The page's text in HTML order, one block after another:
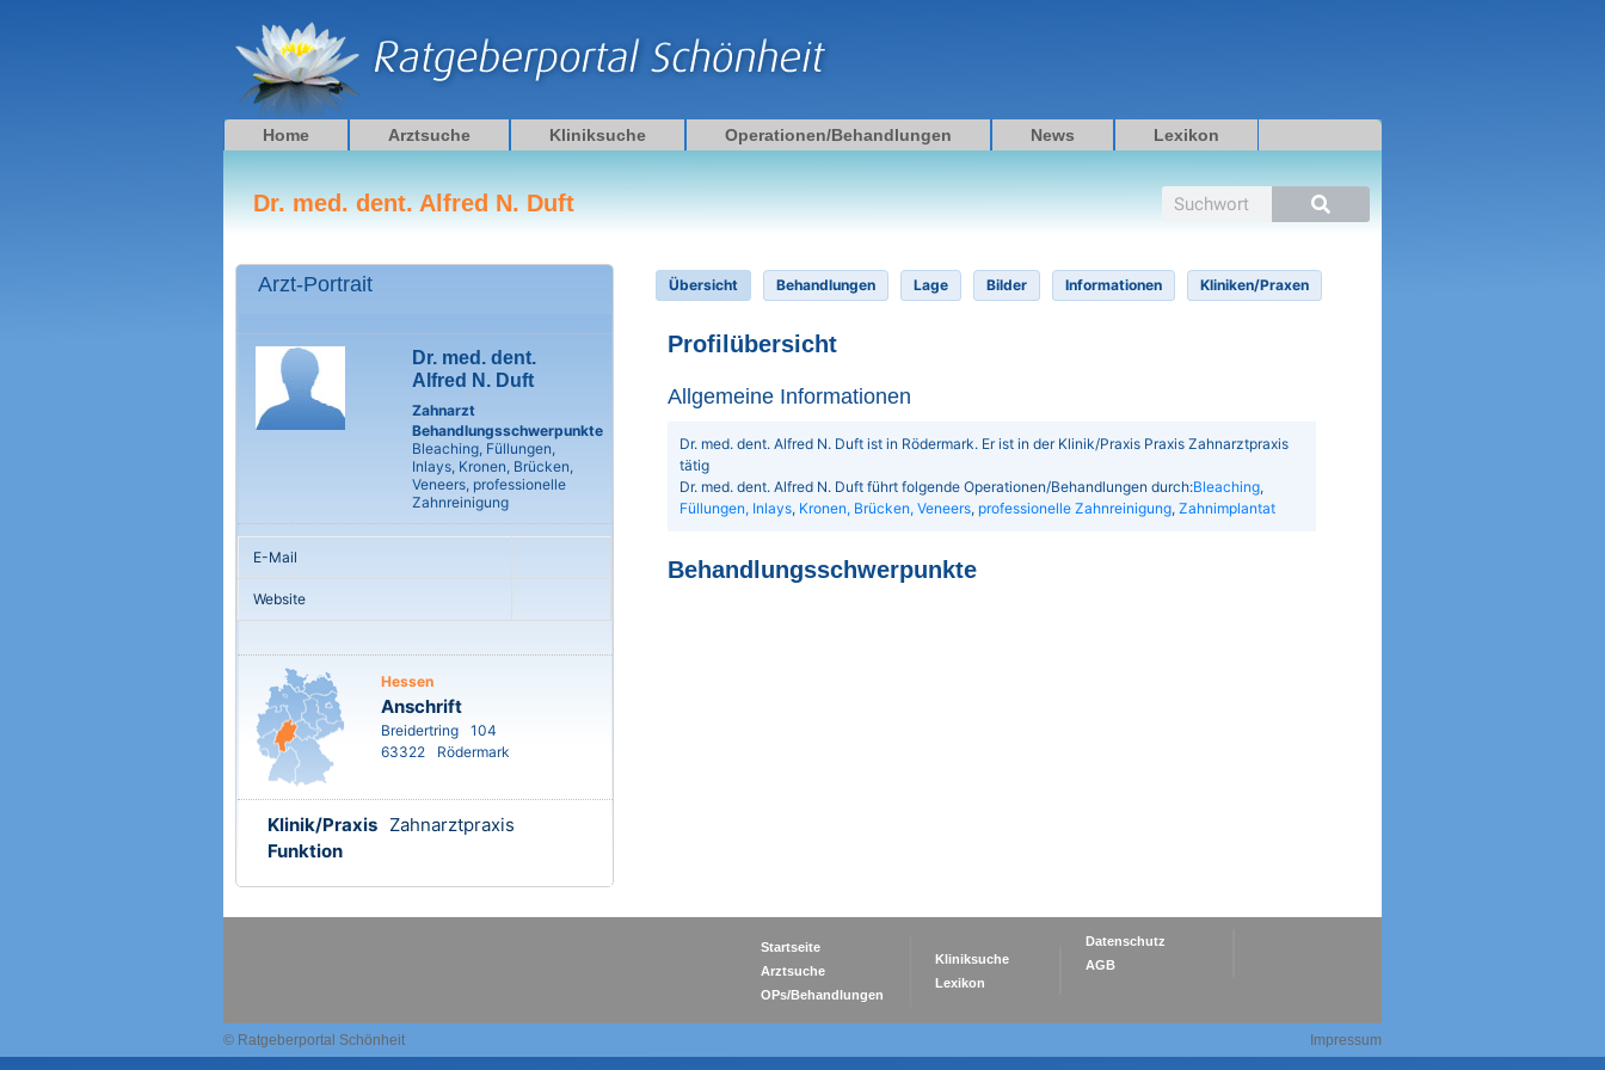
Home Arztsuche Kliniksuche Operationen/Behandlungen News Lexikon
Dr. med. dent. Alfred N. Duft Suche
Arzt-Portrait
Dr. med. dent.
Alfred N. Duft
Zahnarzt
Behandlungsschwerpunkte
Bleaching, Füllungen,
Inlays, Kronen, Brücken,
Veneers, professionelle
Zahnreinigung
E-Mail
Website
Hessen
Anschrift
Breidertring
104
63322
Rödermark
Klinik/Praxis Zahnarztpraxis
Funktion
Übersicht Behandlungen Lage Bilder Informationen Kliniken/Praxen
Profilübersicht
Allgemeine Informationen
Dr. med. dent. Alfred N. Duft ist in Rödermark. Er ist in der Klinik/Praxis Praxis Zahnarztpraxis
tätig
Dr. med. dent. Alfred N. Duft führt folgende Operationen/Behandlungen durch:Bleaching,
Füllungen, Inlays, Kronen, Brücken, Veneers, professionelle Zahnreinigung, Zahnimplantat
Behandlungsschwerpunkte
Startseite
Arztsuche
OPs/Behandlungen
Kliniksuche
Lexikon
Datenschutz
AGB
© Ratgeberportal Schönheit Impressum